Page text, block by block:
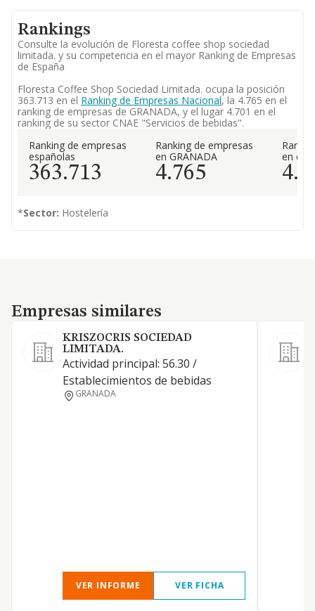
Rankings
Consulte la evolución de Floresta coffee shop sociedad
limitada. y su competencia en el mayor Ranking de Empresas
de España
Floresta Coffee Shop Sociedad Limitada. ocupa la posición
363.713 en el Ranking de Empresas Nacional, la 4.765 en el
ranking de empresas de GRANADA, y el lugar 4.701 en el
ranking de su sector CNAE "Servicios de bebidas".
Ranking de empresas
españolas
363.713
Ranking de empresas
en GRANADA
4.765
en el
*Sector: Hostelería
Empresas similares
Empresas similares
KRISZOCRIS SOCIEDAD
LIMITADA.
Actividad principal: 56.30 /
Establecimientos de bebidas
GRANADA
VER INFORME VER FICHA